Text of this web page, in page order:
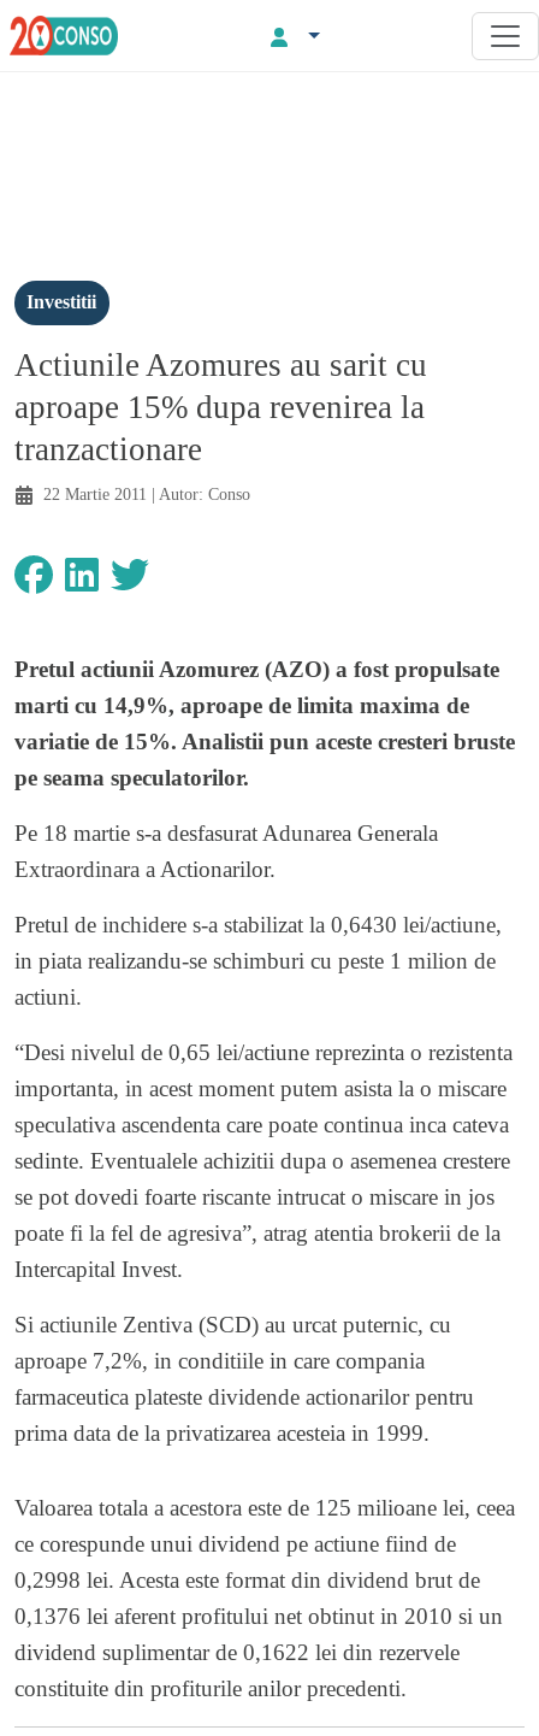
Investitii
Actiunile Azomures au sarit cu
aproape 15% dupa revenirea la
tranzactionare
22 Martie 2011 | Autor: Conso
Pretul actiunii Azomurez (AZO) a fost propulsate
marti cu 14,9%, aproape de limita maxima de
variatie de 15%. Analistii pun aceste cresteri bruste
pe seama speculatorilor.
Pe 18 martie s-a desfasurat Adunarea Generala
Extraordinara a Actionarilor.
Pretul de inchidere s-a stabilizat la 0,6430 lei/actiune,
in piata realizandu-se schimburi cu peste 1 milion de
actiuni.
“Desi nivelul de 0,65 lei/actiune reprezinta o rezistenta
importanta, in acest moment putem asista la o miscare
speculativa ascendenta care poate continua inca cateva
sedinte. Eventualele achizitii dupa o asemenea crestere
se pot dovedi foarte riscante intrucat o miscare in jos
poate fi la fel de agresiva”, atrag atentia brokerii de la
Intercapital Invest.
Si actiunile Zentiva (SCD) au urcat puternic, cu
aproape 7,2%, in conditiile in care compania
farmaceutica plateste dividende actionarilor pentru
prima data de la privatizarea acesteia in 1999.
Valoarea totala a acestora este de 125 milioane lei, ceea
ce corespunde unui dividend pe actiune fiind de
0,2998 lei. Acesta este format din dividend brut de
0,1376 lei aferent profitului net obtinut in 2010 si un
dividend suplimentar de 0,1622 lei din rezervele
constituite din profiturile anilor precedenti.